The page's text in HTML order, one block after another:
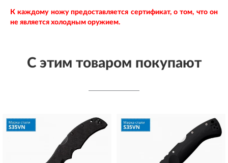
К каждому ножу предоставляется сертификат, о том, что он
не является холодным оружием.
С этим товаром покупают